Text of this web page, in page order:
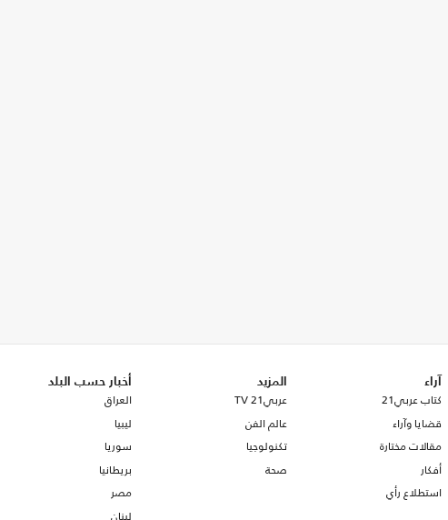
آراء
كتاب عربي21
قضايا وآراء
مقالات مختارة
أفكار
استطلاع رأي
المزيد
عربي21 TV
عالم الفن
تكنولوجيا
صحة
أخبار حسب البلد
العراق
ليبيا
سوريا
بريطانيا
مصر
لبنان